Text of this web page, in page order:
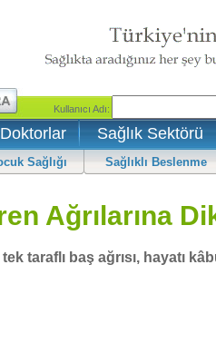
Doktorlar Sağlık Sektörü
Sağlığı Sağlıklı Beslenme
Ağrılarına
taraflı baş ağrısı, hayatı